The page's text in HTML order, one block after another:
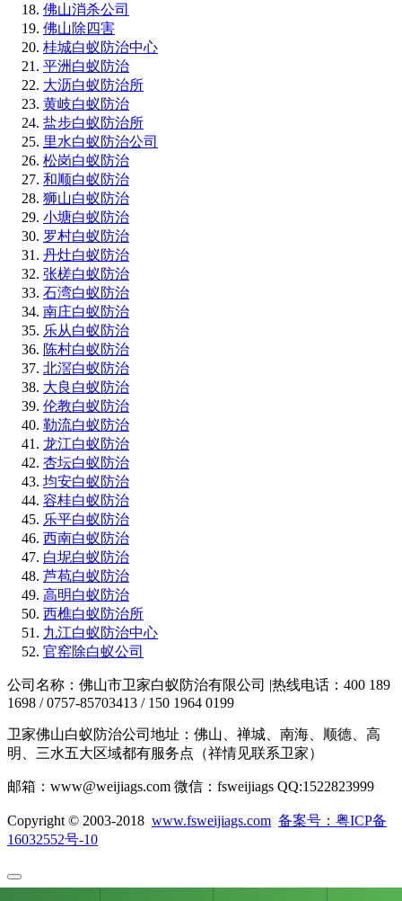
佛山消杀公司
佛山除四害
桂城白蚁防治中心
平洲白蚁防治
大沥白蚁防治所
黄岐白蚁防治
盐步白蚁防治所
里水白蚁防治公司
松岗白蚁防治
和顺白蚁防治
狮山白蚁防治
小塘白蚁防治
罗村白蚁防治
丹灶白蚁防治
张槎白蚁防治
石湾白蚁防治
南庄白蚁防治
乐从白蚁防治
陈村白蚁防治
北滘白蚁防治
大良白蚁防治
伦教白蚁防治
勒流白蚁防治
龙江白蚁防治
杏坛白蚁防治
均安白蚁防治
容桂白蚁防治
乐平白蚁防治
西南白蚁防治
白坭白蚁防治
芦苞白蚁防治
高明白蚁防治
西樵白蚁防治所
九江白蚁防治中心
官窑除白蚁公司
公司名称：佛山市卫家白蚁防治有限公司 |热线电话：400 189
1698 / 0757-85703413 / 150 1964 0199
卫家佛山白蚁防治公司地址：佛山、禅城、南海、顺德、高
明、三水五大区域都有服务点（祥情见联系卫家）
邮箱：www@weijiags.com 微信：fsweijiags QQ:1522823999
Copyright © 2003-2018 www.fsweijiags.com 备案号：粤ICP备
16032552号-10